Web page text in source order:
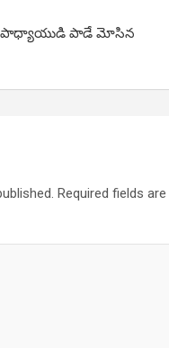
ఉపాధ్యాయుడి పాడే మోసిన
Required fields